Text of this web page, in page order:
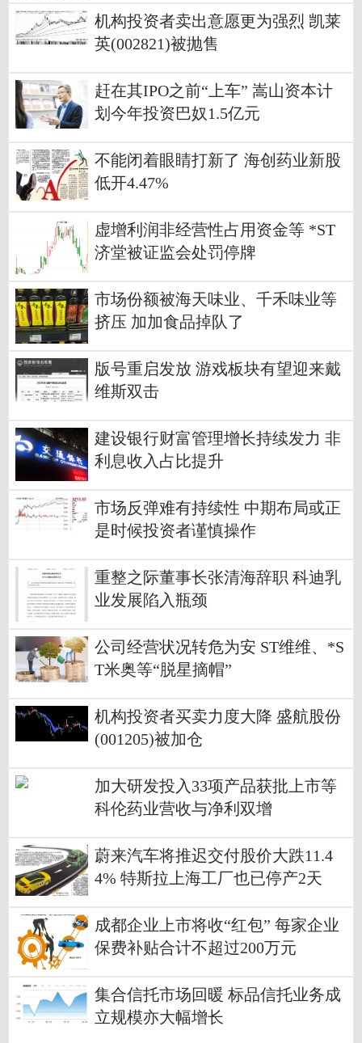
机构投资者卖出意愿更为强烈 凯莱
英(002821)被抛售
赶在其IPO之前“上车” 嵩山资本计
划今年投资巴奴1.5亿元
不能闭着眼睛打新了 海创药业新股
低开4.47%
虚增利润非经营性占用资金等 *ST
济堂被证监会处罚停牌
市场份额被海天味业、千禾味业等
挤压 加加食品掉队了
版号重启发放 游戏板块有望迎来戴
维斯双击
建设银行财富管理增长持续发力 非
利息收入占比提升
市场反弹难有持续性 中期布局或正
是时候投资者谨慎操作
重整之际董事长张清海辞职 科迪乳
业发展陷入瓶颈
公司经营状况转危为安 ST维维、*S
T米奥等“脱星摘帽”
机构投资者买卖力度大降 盛航股份
(001205)被加仓
加大研发投入33项产品获批上市等
科伦药业营收与净利双增
蔚来汽车将推迟交付股价大跌11.4
4% 特斯拉上海工厂也已停产2天
成都企业上市将收“红包” 每家企业
保费补贴合计不超过200万元
集合信托市场回暖 标品信托业务成
立规模亦大幅增长